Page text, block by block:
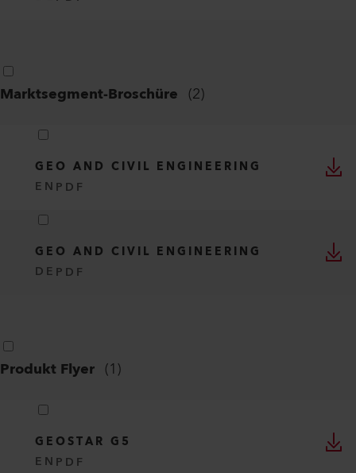
Marktsegment-Broschüre (2)
GEO AND CIVIL ENGINEERING
EN PDF
GEO AND CIVIL ENGINEERING
DE PDF
Produkt Flyer (1)
GEOSTAR G5
EN PDF